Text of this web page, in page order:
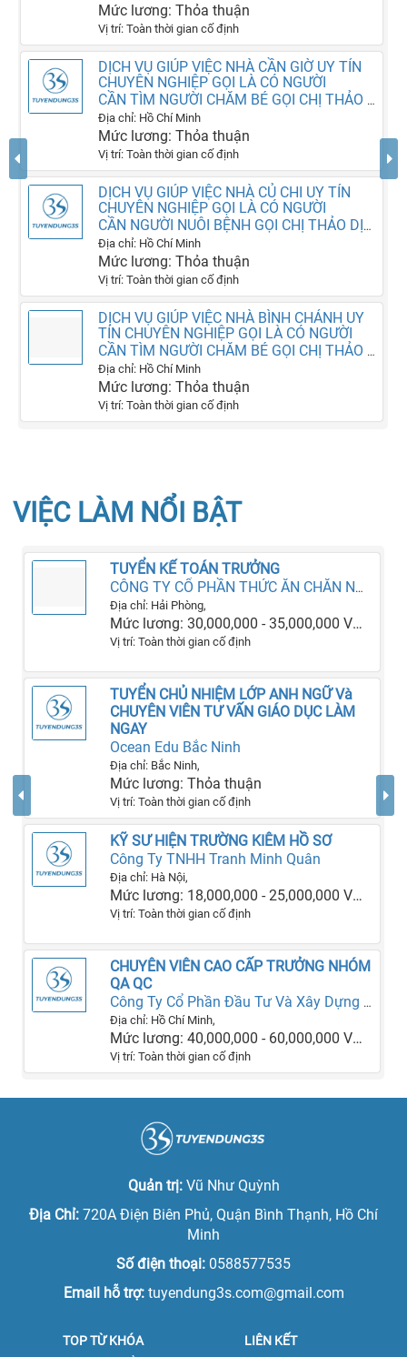
Mức lương: Thỏa thuận
Vị trí: Toàn thời gian cố định
DỊCH VỤ GIÚP VIỆC NHÀ CẦN GIỜ UY TÍN
CHUYÊN NGHIỆP GỌI LÀ CÓ NGƯỜI
CẦN TÌM NGƯỜI CHĂM BÉ GỌI CHỊ THẢO DỊCH VỤ SAO MAI LÀ CÓ NGƯỜI
Địa chỉ: Hồ Chí Minh
Mức lương: Thỏa thuận
Vị trí: Toàn thời gian cố định
DỊCH VỤ GIÚP VIỆC NHÀ CỦ CHI UY TÍN
CHUYÊN NGHIỆP GỌI LÀ CÓ NGƯỜI
CẦN NGƯỜI NUÔI BỆNH GỌI CHỊ THẢO DỊCH VỤ SAO MAI LÀ CÓ NGƯỜI SAU 1 PHÚT
Địa chỉ: Hồ Chí Minh
Mức lương: Thỏa thuận
Vị trí: Toàn thời gian cố định
DỊCH VỤ GIÚP VIỆC NHÀ BÌNH CHÁNH UY
TÍN CHUYÊN NGHIỆP GỌI LÀ CÓ NGƯỜI
CẦN TÌM NGƯỜI CHĂM BÉ GỌI CHỊ THẢO SAO MAI LÀ CÓ NGƯỜI SAU 1 PHÚT
Địa chỉ: Hồ Chí Minh
Mức lương: Thỏa thuận
Vị trí: Toàn thời gian cố định
VIỆC LÀM NỔI BẬT
TUYỂN KẾ TOÁN TRƯỞNG
CÔNG TY CỔ PHẦN THỨC ĂN CHĂN NUÔI VIỆT TRUNG HD
Địa chỉ: Hải Phòng,
Mức lương: 30,000,000 - 35,000,000 VNĐ
Vị trí: Toàn thời gian cố định
TUYỂN CHỦ NHIỆM LỚP ANH NGỮ Và
CHUYÊN VIÊN TƯ VẤN GIÁO DỤC LÀM
NGAY
Ocean Edu Bắc Ninh
Địa chỉ: Bắc Ninh,
Mức lương: Thỏa thuận
Vị trí: Toàn thời gian cố định
KỸ SƯ HIỆN TRƯỜNG KIÊM HỒ SƠ
Công Ty TNHH Tranh Minh Quân
Địa chỉ: Hà Nội,
Mức lương: 18,000,000 - 25,000,000 VNĐ
Vị trí: Toàn thời gian cố định
CHUYÊN VIÊN CAO CẤP TRƯỞNG NHÓM
QA QC
Công Ty Cổ Phần Đầu Tư Và Xây Dựng SGC
Địa chỉ: Hồ Chí Minh,
Mức lương: 40,000,000 - 60,000,000 VNĐ
Vị trí: Toàn thời gian cố định
Quản trị: Vũ Như Quỳnh
Địa Chỉ: 720A Điện Biên Phủ, Quận Bình Thạnh, Hồ Chí
Minh
Số điện thoại: 0588577535
Email hỗ trợ: tuyendung3s.com@gmail.com
TOP TỪ KHÓA LIÊN KẾT